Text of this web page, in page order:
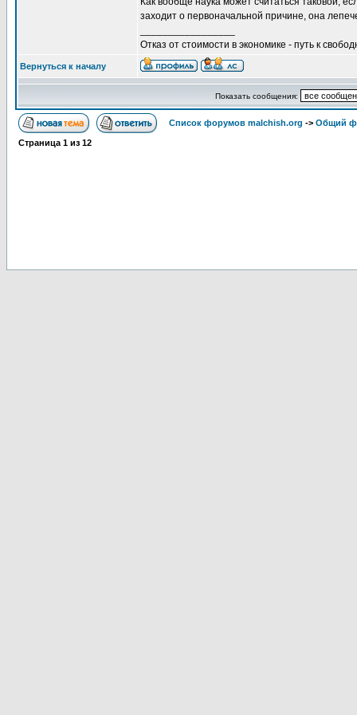
заходит о первоначальной причине, она
Отказ от стоимости в экономике - путь к
Вернуться к началу
Показать сообщения:
Список форумов malchish.org -> Общий
Страница 1 из 12